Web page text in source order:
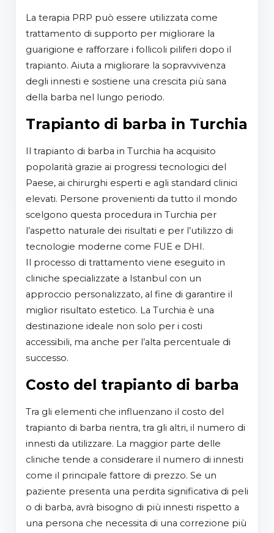
La terapia PRP può essere utilizzata come
trattamento di supporto per migliorare la
guarigione e rafforzare i follicoli piliferi dopo il
trapianto. Aiuta a migliorare la sopravvivenza
degli innesti e sostiene una crescita più sana
della barba nel lungo periodo.
Trapianto di barba in Turchia
Il trapianto di barba in Turchia ha acquisito
popolarità grazie ai progressi tecnologici del
Paese, ai chirurghi esperti e agli standard clinici
elevati. Persone provenienti da tutto il mondo
scelgono questa procedura in Turchia per
l’aspetto naturale dei risultati e per l’utilizzo di
tecnologie moderne come FUE e DHI.
Il processo di trattamento viene eseguito in
cliniche specializzate a Istanbul con un
approccio personalizzato, al fine di garantire il
miglior risultato estetico. La Turchia è una
destinazione ideale non solo per i costi
accessibili, ma anche per l’alta percentuale di
successo.
Costo del trapianto di barba
Tra gli elementi che influenzano il costo del
trapianto di barba rientra, tra gli altri, il numero di
innesti da utilizzare. La maggior parte delle
cliniche tende a considerare il numero di innesti
come il principale fattore di prezzo. Se un
paziente presenta una perdita significativa di peli
o di barba, avrà bisogno di più innesti rispetto a
una persona che necessita di una correzione più